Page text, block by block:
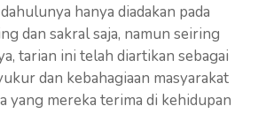
hanya diadakan pada
dan sakral saja, namun seiring
tarian ini telah diartikan sebagai
dan kebahagiaan masyarakat
yang mereka terima di kehidupan